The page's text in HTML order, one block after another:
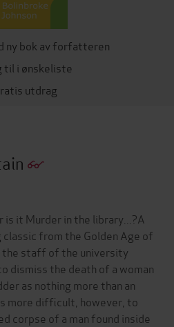
ny bok av forfatteren
til i ønskeliste
utdrag
is it Murder in the library...?A
from the Golden Age of
staff of the university
dismiss the death of a woman
as nothing more than an
more difficult, however, to
corpse of a man found inside